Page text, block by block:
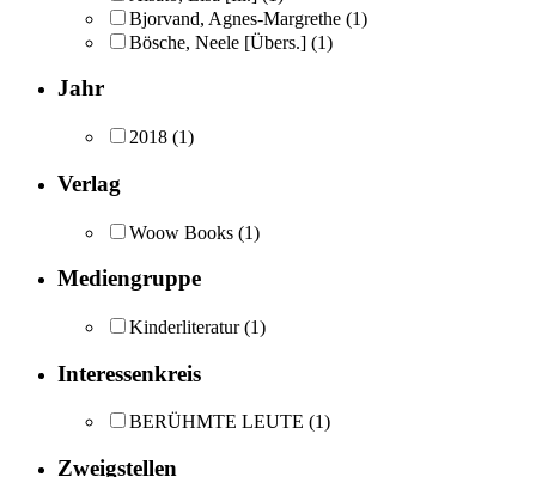
Bjorvand, Agnes-Margrethe (1)
Bösche, Neele [Übers.] (1)
Jahr
2018 (1)
Verlag
Woow Books (1)
Mediengruppe
Kinderliteratur (1)
Interessenkreis
BERÜHMTE LEUTE (1)
Zweigstellen